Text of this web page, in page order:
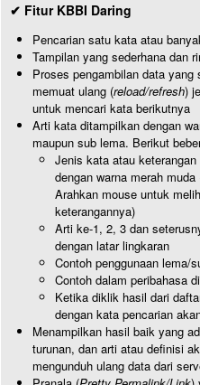
✔ Fitur KBBI Daring
Pencarian satu kata atau
Tampilan yang sederhana dan
Proses pengambilan data
memuat ulang (reload/refresh)
untuk mencari kata berikutnya
Arti kata ditampilkan dengan
maupun sub lema. Berikut
Jenis kata atau
dengan warna merah
Arahkan mouse untuk
keterangannya)
Arti ke-1, 2, 3 dan
dengan latar lingkaran
Contoh penggunaan lema/
Contoh dalam peribahasa
Ketika diklik hasil dari
dengan kata pencarian
Menampilkan hasil baik yang
turunan, dan arti atau definisi
mengunduh ulang data dari